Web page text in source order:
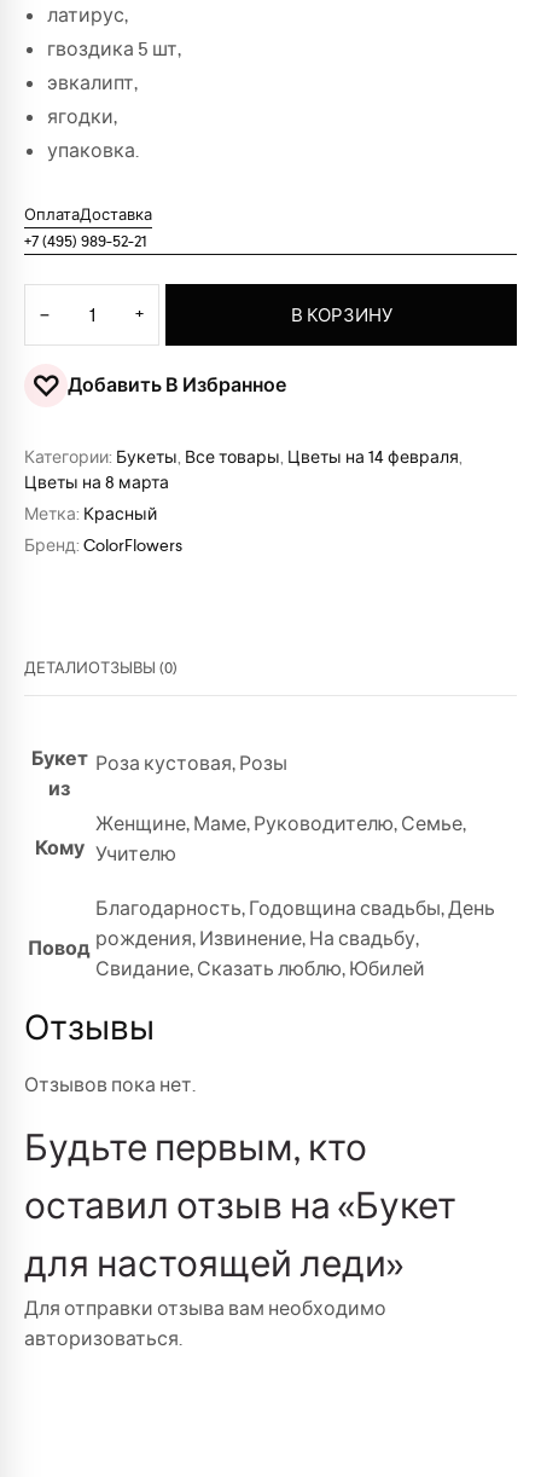
латирус,
гвоздика 5 шт,
эвкалипт,
ягодки,
упаковка.
ОплатаДоставка
+7 (495) 989-52-21
− + В КОРЗИНУ
♡ Добавить В Избранное
Категории: Букеты, Все товары, Цветы на 14 февраля,
Цветы на 8 марта
Метка: Красный
Бренд: ColorFlowers
ДЕТАЛИОТЗЫВЫ (0)
Букет
из
Роза кустовая,Розы
Кому
Женщине,Маме,Руководителю,Семье,
Учителю
Повод
Благодарность,Годовщина свадьбы,День
рождения,Извинение,На свадьбу,
Свидание,Сказать люблю,Юбилей
Отзывы
Отзывов пока нет.
Будьте первым, кто
оставил отзыв на «Букет
для настоящей леди»
Для отправки отзыва вам необходимо
авторизоваться.